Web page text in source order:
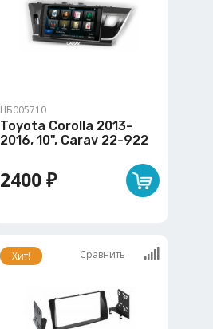
ЦБ005710
Toyota Corolla 2013-
2016, 10", Carav 22-922
2400 ₽
Хит! Сравнить